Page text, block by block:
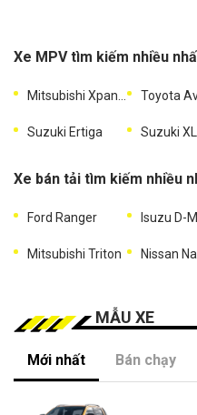
Xe MPV tìm kiếm nhiều
Toyota
Suzuki Ertiga Suzuki
Xe bán tải tìm kiếm nhiều
Ford Ranger Isuzu D-
Mitsubishi Triton Nissan
MẪU XE
Mới nhất Bán chạy